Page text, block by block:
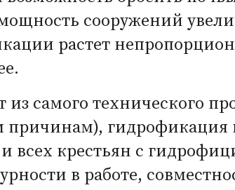
сооружений
растет
из самого технического
гидрофикация
всех крестьян с
в работе,